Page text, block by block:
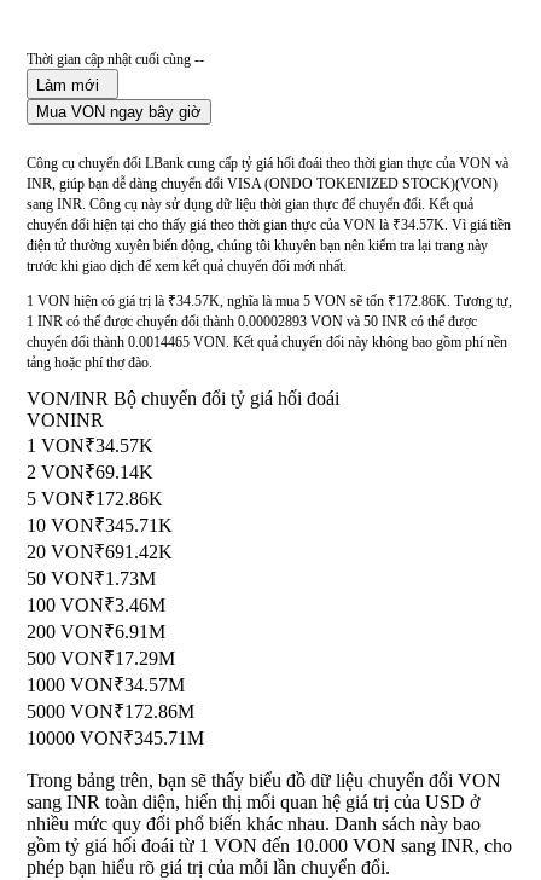
Thời gian cập nhật cuối cùng --
Làm mới
Mua VON ngay bây giờ
Công cụ chuyển đổi LBank cung cấp tỷ giá hối đoái theo thời gian thực của VON và
INR, giúp bạn dễ dàng chuyển đổi VISA (ONDO TOKENIZED STOCK)(VON)
sang INR. Công cụ này sử dụng dữ liệu thời gian thực để chuyển đổi. Kết quả
chuyển đổi hiện tại cho thấy giá theo thời gian thực của VON là ₹34.57K. Vì giá tiền
điện tử thường xuyên biến động, chúng tôi khuyên bạn nên kiểm tra lại trang này
trước khi giao dịch để xem kết quả chuyển đổi mới nhất.
1 VON hiện có giá trị là ₹34.57K, nghĩa là mua 5 VON sẽ tốn ₹172.86K. Tương tự,
1 INR có thể được chuyển đổi thành 0.00002893 VON và 50 INR có thể được
chuyển đổi thành 0.0014465 VON. Kết quả chuyển đổi này không bao gồm phí nền
tảng hoặc phí thợ đào.
VON/INR Bộ chuyển đổi tỷ giá hối đoái
VONINR
1 VON₹34.57K
2 VON₹69.14K
5 VON₹172.86K
10 VON₹345.71K
20 VON₹691.42K
50 VON₹1.73M
100 VON₹3.46M
200 VON₹6.91M
500 VON₹17.29M
1000 VON₹34.57M
5000 VON₹172.86M
10000 VON₹345.71M
Trong bảng trên, bạn sẽ thấy biểu đồ dữ liệu chuyển đổi VON
sang INR toàn diện, hiển thị mối quan hệ giá trị của USD ở
nhiều mức quy đổi phổ biến khác nhau. Danh sách này bao
gồm tỷ giá hối đoái từ 1 VON đến 10.000 VON sang INR, cho
phép bạn hiểu rõ giá trị của mỗi lần chuyển đổi.